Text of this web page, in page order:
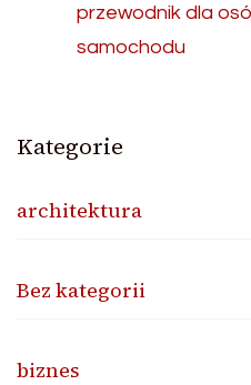
przewodnik dla
samochodu
Kategorie
architektura
Bez kategorii
biznes